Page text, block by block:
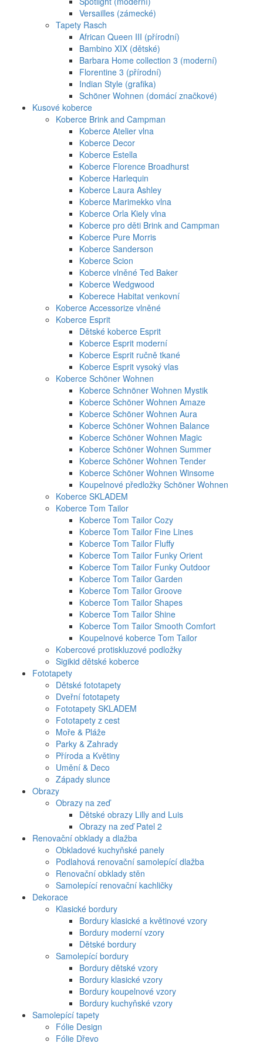
Versailles (zámecké)
Tapety Rasch
African Queen III (přírodní)
Bambino XIX (dětské)
Barbara Home collection 3 (moderní)
Florentine 3 (přírodní)
Indian Style (grafika)
Schöner Wohnen (domácí značkové)
Kusové koberce
Koberce Brink and Campman
Koberce Atelier vlna
Koberce Decor
Koberce Estella
Koberce Florence Broadhurst
Koberce Harlequin
Koberce Laura Ashley
Koberce Marimekko vlna
Koberce Orla Kiely vlna
Koberce pro děti Brink and Campman
Koberce Pure Morris
Koberce Sanderson
Koberce Scion
Koberce vlněné Ted Baker
Koberce Wedgwood
Koberece Habitat venkovní
Koberce Accessorize vlněné
Koberce Esprit
Dětské koberce Esprit
Koberce Esprit moderní
Koberce Esprit ručně tkané
Koberce Esprit vysoký vlas
Koberce Schöner Wohnen
Koberce Schnöner Wohnen Mystik
Koberce Schöner Wohnen Amaze
Koberce Schöner Wohnen Aura
Koberce Schöner Wohnen Balance
Koberce Schöner Wohnen Magic
Koberce Schöner Wohnen Summer
Koberce Schöner Wohnen Tender
Koberce Schöner Wohnen Winsome
Koupelnové předložky Schöner Wohnen
Koberce SKLADEM
Koberce Tom Tailor
Koberce Tom Tailor Cozy
Koberce Tom Tailor Fine Lines
Koberce Tom Tailor Fluffy
Koberce Tom Tailor Funky Orient
Koberce Tom Tailor Funky Outdoor
Koberce Tom Tailor Garden
Koberce Tom Tailor Groove
Koberce Tom Tailor Shapes
Koberce Tom Tailor Shine
Koberce Tom Tailor Smooth Comfort
Koupelnové koberce Tom Tailor
Kobercové protiskluzové podložky
Sigikid dětské koberce
Fototapety
Dětské fototapety
Dveřní fototapety
Fototapety SKLADEM
Fototapety z cest
Moře & Pláže
Parky & Zahrady
Příroda a Květiny
Umění & Deco
Západy slunce
Obrazy
Obrazy na zeď
Dětské obrazy Lilly and Luis
Obrazy na zeď Patel 2
Renovační obklady a dlažba
Obkladové kuchyňské panely
Podlahová renovační samolepící dlažba
Renovační obklady stěn
Samolepící renovační kachličky
Dekorace
Klasické bordury
Bordury klasické a květinové vzory
Bordury moderní vzory
Dětské bordury
Samolepící bordury
Bordury dětské vzory
Bordury klasické vzory
Bordury koupelnové vzory
Bordury kuchyňské vzory
Samolepící tapety
Fólie Design
Fólie Dřevo